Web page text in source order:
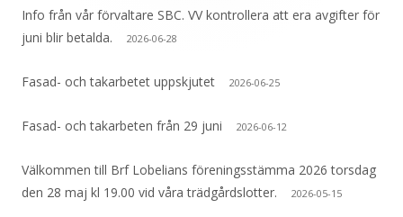
Info från vår förvaltare SBC. VV kontrollera att era avgifter för
juni blir betalda.
2026-06-28
Fasad- och takarbetet uppskjutet 2026-06-25
Fasad- och takarbeten från 29 juni 2026-06-12
Välkommen till Brf Lobelians föreningsstämma 2026 torsdag
den 28 maj kl 19.00 vid våra trädgårdslotter.
2026-05-15